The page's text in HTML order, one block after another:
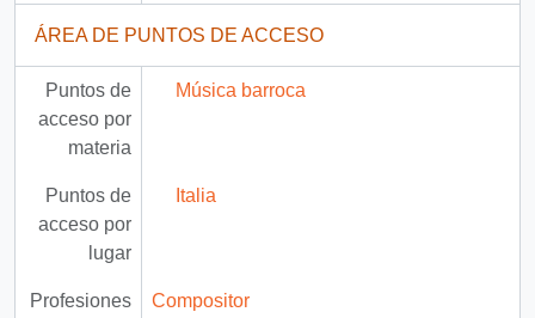
ÁREA DE PUNTOS DE ACCESO
Puntos de
acceso por
materia
Música barroca
Puntos de
acceso por
lugar
Italia
Profesiones Compositor